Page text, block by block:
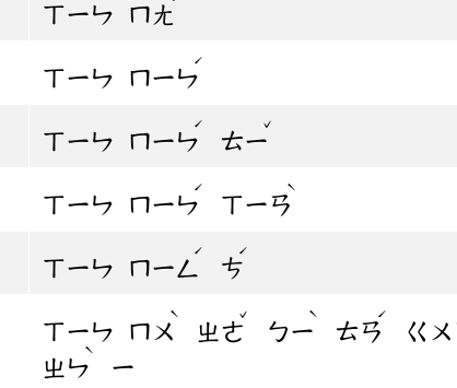
ㄒㄧㄣ ㄇㄤ
ㄒㄧㄣ ㄇㄧㄣ
ˊ
ㄒㄧㄣ ㄇㄧㄣ
ˊ
ㄊㄧ
ˇ
ㄒㄧㄣ ㄇㄧㄣ
ˊ
ㄒㄧㄢ
ˋ
ㄒㄧㄣ ㄇㄧㄥ
ˊ
ㄘ
ˊ
ㄒㄧㄣ ㄇㄨ
ˋ
ㄓㄜ
ˇ
ㄅㄧ
ˋ
ㄊㄢ
ˊ
ㄍ
ㄓㄣ
ˋ
ㄧ